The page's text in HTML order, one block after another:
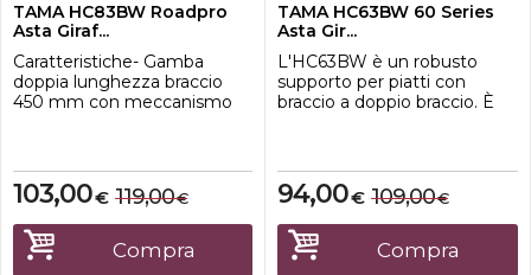
TAMA HC83BW Roadpro
Asta Giraf...
Caratteristiche- Gamba
doppia lunghezza braccio
450 mm con meccanismo
Grip Joint conversione asta
dritta / a giraffa
€
103,00 €
119,00
Compra
TAMA HC63BW 60 Series
Asta Gir...
L'HC63BW è un robusto
supporto per piatti con
braccio a doppio braccio. È
posizionamento dei piatti
praticamente con qualsiasi
angolazione.Caratteristiche -
Diametro dei tubi: 28,6mm-
Gambe a doppia staffa-
€
94,00 €
109,00
Compra